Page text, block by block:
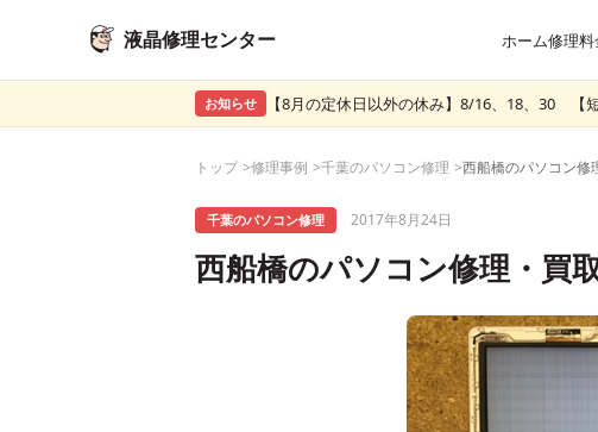
液晶修理センター ホーム修理料
お知らせ 【8月の定休日以外の休み】8/16、18、30 【
トップ 修理事例 千葉のパソコン修理
千葉のパソコン修理 2017年8月24日
西船橋のパソコン修理・買